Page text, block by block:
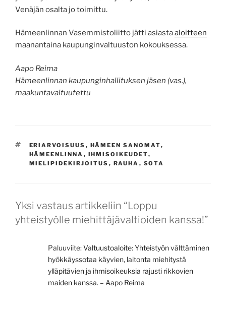
Venäjän osalta jo toimittu.
Hämeenlinnan Vasemmistoliitto jätti asiastaaloitteen
maanantaina kaupunginvaltuuston kokouksessa.
Aapo Reima
Hämeenlinnan kaupunginhallituksen jäsen (vas.),
maakuntavaltuutettu
AVAINSANAT
ERIARVOISUUS , HÄMEEN SANOMAT,
HÄMEENLINNA , IHMISOIKEUDET,
MIELIPIDEKIRJOITUS , RAUHA , SOTA
Yksi vastaus artikkeliin “Loppu
yhteistyölle miehittäjävaltioiden kanssa!”
Paluuviite:Valtuustoaloite: Yhteistyön välttäminen
hyökkäyssotaa käyvien, laitonta miehitystä
ylläpitävien ja ihmisoikeuksia rajusti rikkovien
maiden kanssa. – Aapo Reima